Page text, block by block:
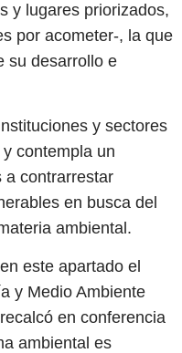
y lugares priorizados,
por acometer-, la que
su desarrollo e
y sectores
contempla un
a contrarrestar
en busca del
ambiental.
este apartado el
y Medio Ambiente
en conferencia
ambiental es